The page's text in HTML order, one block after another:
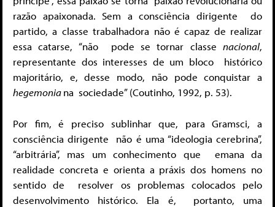
razão apaixonada. Sem a consciência dirigente do
partido, a classe trabalhadora não é capaz de realizar
essa catarse, “não pode se tornar classe nacional,
representante dos interesses de um bloco histórico
majoritário, e, desse modo, não pode conquistar a
hegemoniana sociedade” (Coutinho, 1992, p. 53).
Por fim, é preciso sublinhar que, para Gramsci, a
consciência dirigente não é uma “ideologia cerebrina”,
“arbitrária”, mas um conhecimento que emana da
realidade concreta e orienta a práxis dos homens no
sentido de resolver os problemas colocados pelo
desenvolvimento histórico. Ela é, portanto, uma